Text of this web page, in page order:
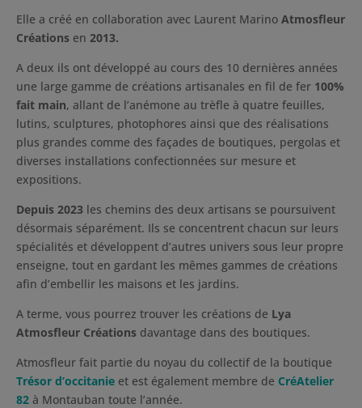
Elle a créé en collaboration avec Laurent Marino Atmosfleur
Créations en 2013.
A deux ils ont développé au cours des 10 dernières années
une large gamme de créations artisanales en fil de fer 100%
fait main, allant de l’anémone au trèfle à quatre feuilles,
lutins, sculptures, photophores ainsi que des réalisations
plus grandes comme des façades de boutiques, pergolas et
diverses installations confectionnées sur mesure et
expositions.
Depuis 2023 les chemins des deux artisans se poursuivent
désormais séparément. Ils se concentrent chacun sur leurs
spécialités et développent d’autres univers sous leur propre
enseigne, tout en gardant les mêmes gammes de créations
afin d’embellir les maisons et les jardins.
A terme, vous pourrez trouver les créations de Lya
Atmosfleur Créations davantage dans des boutiques.
Atmosfleur fait partie du noyau du collectif de la boutique
Trésor d’occitanie et est également membre de CréAtelier
82 à Montauban toute l’année.